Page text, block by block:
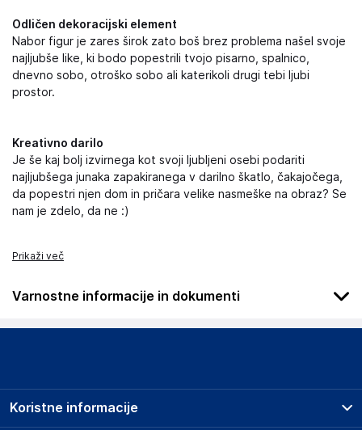
Odličen dekoracijski element
Nabor figur je zares širok zato boš brez problema našel svoje
najljubše like, ki bodo popestrili tvojo pisarno, spalnico,
dnevno sobo, otroško sobo ali katerikoli drugi tebi ljubi
prostor.
Kreativno darilo
Je še kaj bolj izvirnega kot svoji ljubljeni osebi podariti
najljubšega junaka zapakiranega v darilno škatlo, čakajočega,
da popestri njen dom in pričara velike nasmeške na obraz? Se
nam je zdelo, da ne :)
Prikaži več
Varnostne informacije in dokumenti
Podatki o proizvajalcu
Funko LLC
Koristne informacije